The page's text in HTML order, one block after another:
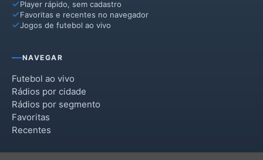
Player rápido, sem cadastro
Favoritas e recentes no navegador
Jogos de futebol ao vivo
NAVEGAR
Futebol ao vivo
Rádios por cidade
Rádios por segmento
Favoritas
Recentes